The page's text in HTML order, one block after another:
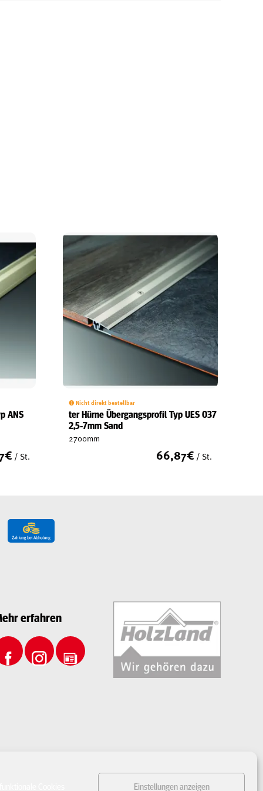
Einstellungen anzeigen
ANS
€ / St.
Nicht direkt bestellbar
ter Hürne Übergangsprofil Typ UES 037
2,5-7mm Sand
2700mm
66,87€ / St.
erfahren